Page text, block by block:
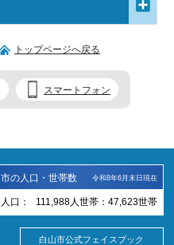
トップページへ戻る
スマートフォン
市の人口・世帯数 令和8年6月末日現在
人口： 111,988 人 世帯： 47,623世帯
白山市公式フェイスブック